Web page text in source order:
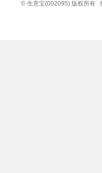
© 生意宝(002095) 版权所有